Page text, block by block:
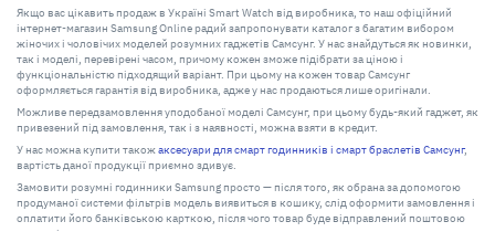
Якщо вас цікавить продаж в Україні Smart Watch від виробника, то наш офіційний
інтернет-магазин Samsung Online радий запропонувати каталог з багатим вибором
жіночих і чоловічих моделей розумних гаджетів Самсунг. У нас знайдуться як новинки,
так і моделі, перевірені часом, причому кожен зможе підібрати за ціною і
функціональністю підходящий варіант. При цьому на кожен товар Самсунг
оформляється гарантія від виробника, адже у нас продаються лише оригінали.
Можливе передзамовлення уподобаної моделі Самсунг, при цьому будь-який гаджет, як
привезений під замовлення, так і з наявності, можна взяти в кредит.
У нас можна купити такожаксесуари для смарт годинників і смарт браслетів Самсунг,
вартість даної продукції приємно здивує.
Замовити розумні годинники Samsung просто — після того, як обрана за допомогою
продуманої системи фільтрів модель виявиться в кошику, слід оформити замовлення і
оплатити його банківською карткою, після чого товар буде відправлений поштовою